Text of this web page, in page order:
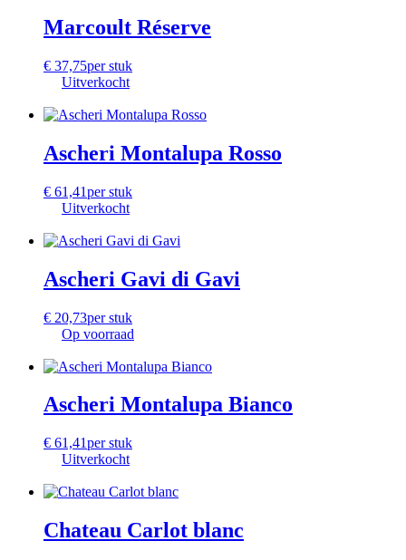
Marcoult Réserve
€ 37,75per stuk
Uitverkocht
Ascheri Montalupa Rosso
€ 61,41per stuk
Uitverkocht
Ascheri Gavi di Gavi
€ 20,73per stuk
Op voorraad
Ascheri Montalupa Bianco
€ 61,41per stuk
Uitverkocht
Chateau Carlot blanc